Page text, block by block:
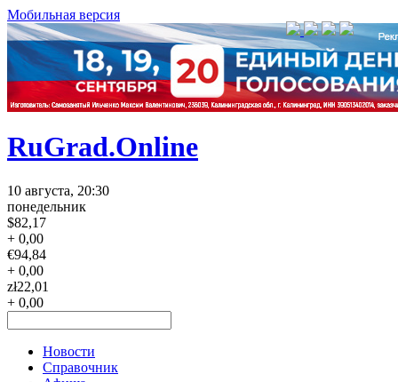
Мобильная версия
RuGrad.Online
10 августа, 20:30
понедельник
$82,17
+ 0,00
€94,84
+ 0,00
zł22,01
+ 0,00
Новости
Справочник